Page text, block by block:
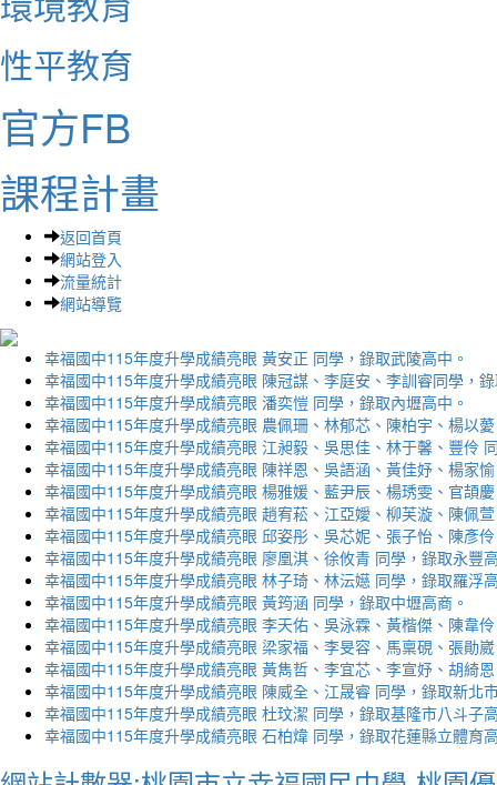
性平教育
官方FB
課程計畫
返回首頁
網站登入
流量統計
網站導覽
幸福國中115年度升學成績亮眼 黃安正 同學，錄取武陵高中。
幸福國中115年度升學成績亮眼 陳冠謀、李庭安、李訓睿同學，
幸福國中115年度升學成績亮眼 潘奕愷 同學，錄取內壢高中。
幸福國中115年度升學成績亮眼 農佩珊、林郁芯、陳柏宇、楊以
幸福國中115年度升學成績亮眼 江昶毅、吳思佳、林于馨、豐伶
幸福國中115年度升學成績亮眼 陳祥恩、吳語涵、黃佳妤、楊家
幸福國中115年度升學成績亮眼 楊雅媛、藍尹辰、楊琇雯、官頡
幸福國中115年度升學成績亮眼 趙宥菘、江亞嬡、柳芙漩、陳佩
幸福國中115年度升學成績亮眼 邱姿彤、吳芯妮、張子怡、陳彥
幸福國中115年度升學成績亮眼 廖凰淇、徐攸青 同學，錄取永豐
幸福國中115年度升學成績亮眼 林子琦、林沄嬨 同學，錄取羅浮
幸福國中115年度升學成績亮眼 黃筠涵 同學，錄取中壢高商。
幸福國中115年度升學成績亮眼 李天佑、吳泳霖、黃楷傑、陳韋
幸福國中115年度升學成績亮眼 梁家福、李旻容、馬稟硯、張勛
幸福國中115年度升學成績亮眼 黃雋哲、李宜芯、李宣妤、胡綺
幸福國中115年度升學成績亮眼 陳威全、江晟睿 同學，錄取新北
幸福國中115年度升學成績亮眼 杜玟潔 同學，錄取基隆市八斗子
幸福國中115年度升學成績亮眼 石柏煒 同學，錄取花蓮縣立體育